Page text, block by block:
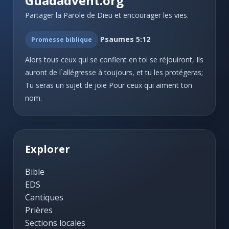
Chants divers: Matin
Chants divers: Nouvelle Année 7
Chants divers: Mariages
Chants divers: La famille
Chants divers: Dédicace de Temples
Chants divers: Chant d'adieu
Chants divers: Tempérance
#27 - Adorons le Roi
#28 - L'Éternel est ma part
#29 - Grand Dieu puissant
#30 - Je chanterai, Seigneur
#31 - Jéhovah! Jéhovah!
#33 - Louez le nom de l'Éternel
#35 - Que ne puis-je, ô mon Dieu
#36 - Trois fois saint Jéhovah!
#37 - Peuples, chantez un saint cantique
Partager la Parole de Dieu et encourager les vies.
Promesse biblique Psaumes 5:12
Alors tous ceux qui se confient en toi se réjouiront, Ils
auront de l`allégresse à toujours, et tu les protégeras;
Tu seras un sujet de joie Pour ceux qui aiment ton
nom.
Explorer
Bible
EDS
Cantiques
Prières
Sections locales